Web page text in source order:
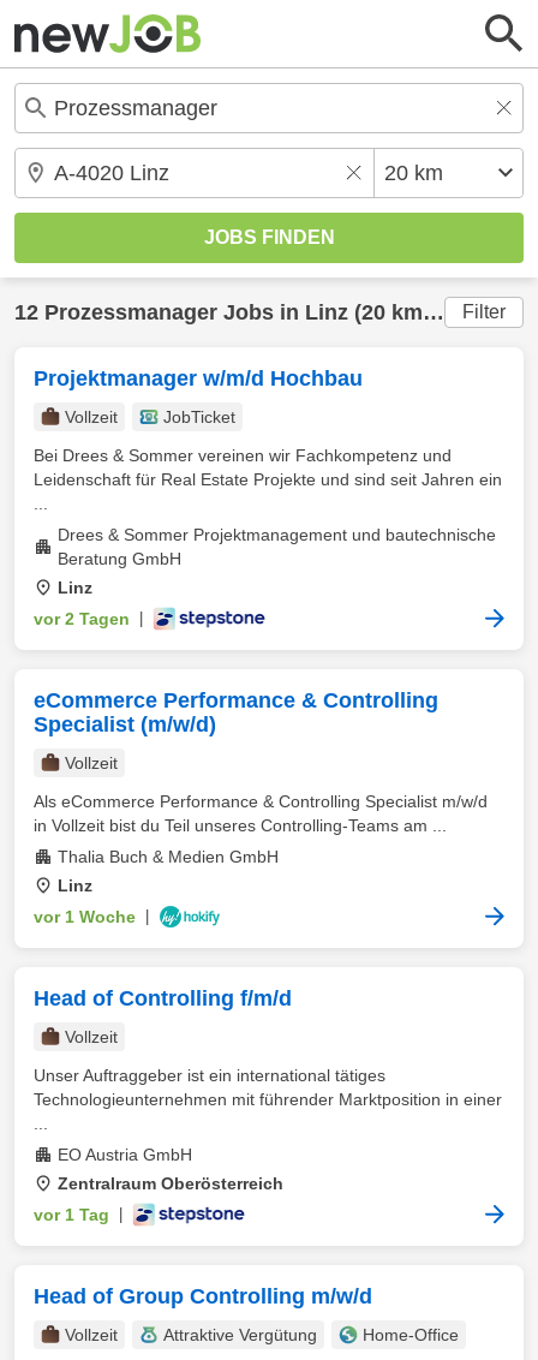
12 Prozessmanager Jobs in Linz (20 km) gefunden Filter
Projektmanager w/m/d Hochbau
Vollzeit
JobTicket
Bei Drees & Sommer vereinen wir Fachkompetenz und
Leidenschaft für Real Estate Projekte und sind seit Jahren ein
Drees & Sommer Projektmanagement und bautechnische
Beratung GmbH
Linz
vor 2 Tagen
eCommerce Performance & Controlling
Specialist (m/w/d)
Vollzeit
Als eCommerce Performance & Controlling Specialist m/w/d
in Vollzeit bist du Teil unseres Controlling-Teams am ...
Thalia Buch & Medien GmbH
Linz
vor 1 Woche
Head of Controlling f/m/d
Vollzeit
Unser Auftraggeber ist ein international tätiges
Technologieunternehmen mit führender Marktposition in einer
EO Austria GmbH
Zentralraum Oberösterreich
vor 1 Tag
Head of Group Controlling m/w/d
Vollzeit Attraktive Vergütung
Home-Office